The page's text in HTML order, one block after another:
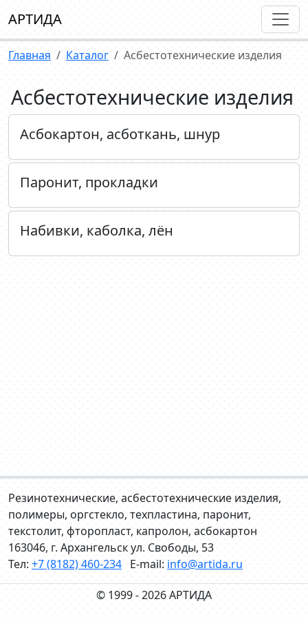
АРТИДА
Главная Каталог Асбестотехнические изделия
Асбестотехнические изделия
Асбокартон, асботкань, шнур
Паронит, прокладки
Набивки, каболка, лён
Резинотехнические, асбестотехнические изделия,
полимеры, оргстекло, техпластина, паронит,
текстолит, фторопласт, капролон, асбокартон
163046, г. Архангельск ул. Свободы, 53
Тел: +7 (8182) 460-234 E-mail: info@artida.ru
© 1999 - 2026 АРТИДА